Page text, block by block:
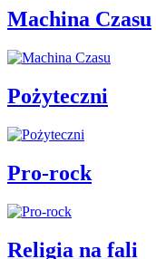
Machina Czasu
Pożyteczni
Pro-rock
Religia na fali